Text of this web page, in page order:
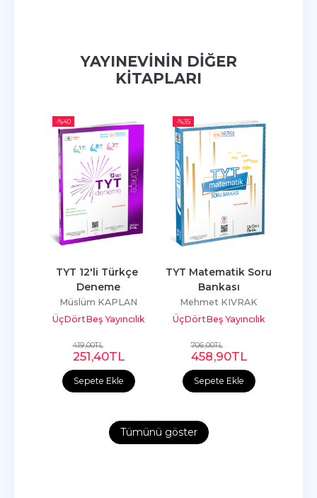
YAYINEVININ DIĞER
KITAPLARI
-%40
Sepete Ekle
TYT 12'li Türkçe
Deneme
Müslüm KAPLAN
ÜçDörtBeş Yayıncılık
419,00TL
251,40TL
-%35
Sepete Ekle
TYT Matematik Soru
Bankası
Mehmet KIVRAK
ÜçDörtBeş Yayıncılık
706,00TL
458,90TL
Tümünü göster